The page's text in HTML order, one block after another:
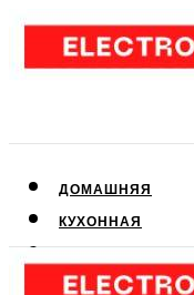
ДОМАШНЯЯ
КУХОННАЯ
КЛИМАТИЧЕСКАЯ